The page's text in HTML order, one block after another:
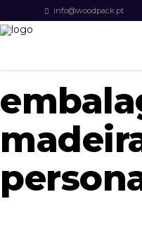
info@woodpack.pt